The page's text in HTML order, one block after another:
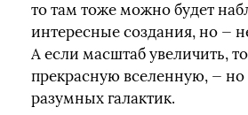
то там тоже можно будет
интересные создания, но —
А если масштаб увеличить,
прекрасную вселенную, — но
разумных галактик.